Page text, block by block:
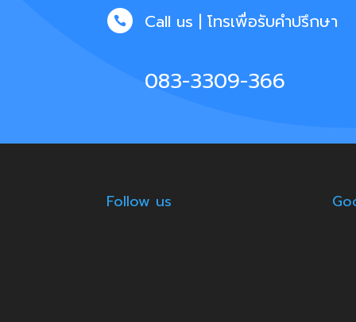
 Call us | โทรเพื่อรับคำปรึกษา
083-3309-366
Follow us